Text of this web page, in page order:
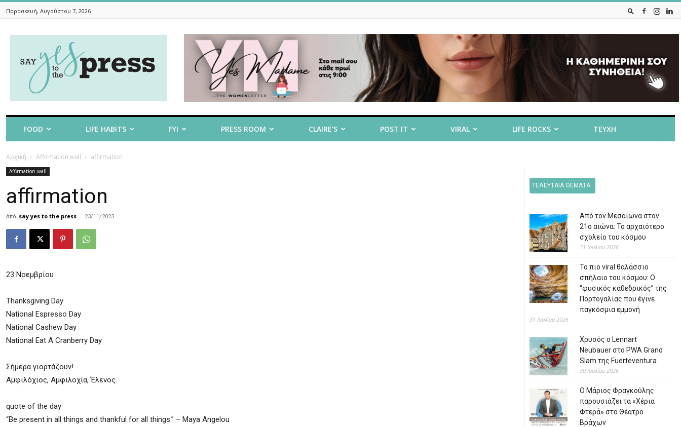
Παρασκευή, Αυγούστου 7, 2026
To
The
FOOD LIFE HABITS FYI PRESS ROOM CLAIRE’S POST IT VIRAL LIFE ROCKS ΤΕΥΧΗ
Αρχική Affirmation wall affirmation
Affirmation wall
affirmation
Από say yes to the press - 23/11/2023
23 Νοεμβρίου
Thanksgiving Day
National Espresso Day
National Cashew Day
National Eat A Cranberry Day
Σήμερα γιορτάζουν!
Αμφιλόχιος, Αμφιλοχία, Έλενος
quote of the day
“Be present in all things and thankful for all things.” – Maya Angelou
ΤΕΛΕΥΤΑΙΑ ΘΕΜΑΤΑ
Από τον Μεσαίωνα στον
21ο αιώνα: Το αρχαιότερο
σχολείο του κόσμου
31 Ιουλίου 2026
Το πιο viral θαλάσσιο
σπήλαιο του κόσμου: Ο
“φυσικός καθεδρικός” της
Πορτογαλίας που έγινε
παγκόσμια εμμονή
31 Ιουλίου 2026
Χρυσός ο Lennart
Neubauer στο PWA Grand
Slam της Fuerteventura
30 Ιουλίου 2026
Ο Μάριος Φραγκούλης
παρουσιάζει τα «Χέρια
Φτερά» στο Θέατρο
Βράχων